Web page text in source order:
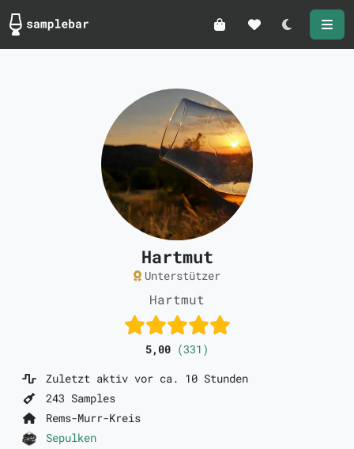
Darkmode
Hartmut
Unterstützer
Hartmut
5,00 (331)
Zuletzt aktiv vor ca. 10 Stunden
243 Samples
Rems-Murr-Kreis
Sepulken